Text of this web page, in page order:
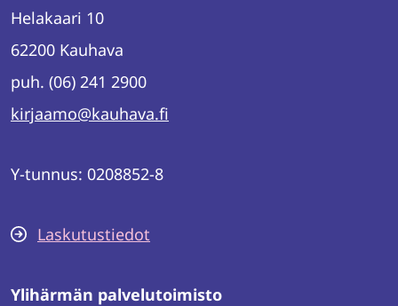
Helakaari 10
62200 Kauhava
puh. (06) 241 2900
kirjaamo@kauhava.fi
Y-tunnus: 0208852-8
Laskutustiedot
Ylihärmän palvelutoimisto